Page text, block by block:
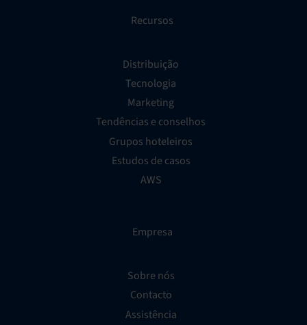
Recursos
Distribuição
Tecnologia
Marketing
Tendências e conselhos
Grupos hoteleiros
Estudos de casos
AWS
Empresa
Sobre nós
Contacto
Assistência